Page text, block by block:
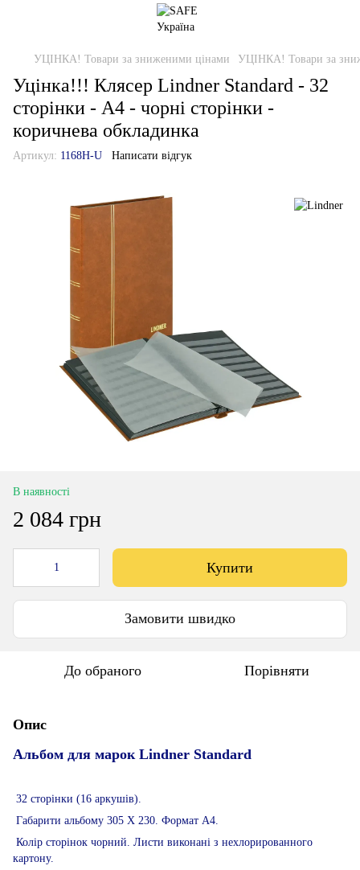
УЦІНКА! Товари за зниженими цінами УЦІНКА! Товари за
Уцінка!!! Клясер Lindner Standard - 32
сторінки - А4 - чорні сторінки -
коричнева обкладинка
Артикул: 1168H-U Написати відгук
В наявності
2 084 грн
Купити
Замовити швидко
До обраного Порівняти
Опис
Альбом для марок Lindner Standard
32 сторінки (16 аркушів).
Габарити альбому 305 Х 230. Формат А4.
Колір сторінок чорний. Листи виконані з нехлорированного
картону.